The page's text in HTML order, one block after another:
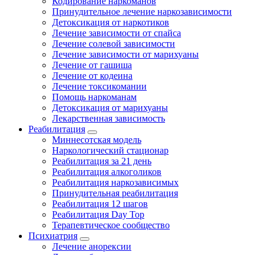
Принудительное лечение наркозависимости
Детоксикация от наркотиков
Лечение зависимости от спайса
Лечение солевой зависимости
Лечение зависимости от марихуаны
Лечение от гашиша
Лечение от кодеина
Лечение токсикомании
Помощь наркоманам
Детоксикация от марихуаны
Лекарственная зависимость
Реабилитация
Миннесотская модель
Наркологический стационар
Реабилитация за 21 день
Реабилитация алкоголиков
Реабилитация наркозависимых
Принудительная реабилитация
Реабилитация 12 шагов
Реабилитация Day Top
Терапевтическое сообщество
Психиатрия
Лечение анорексии